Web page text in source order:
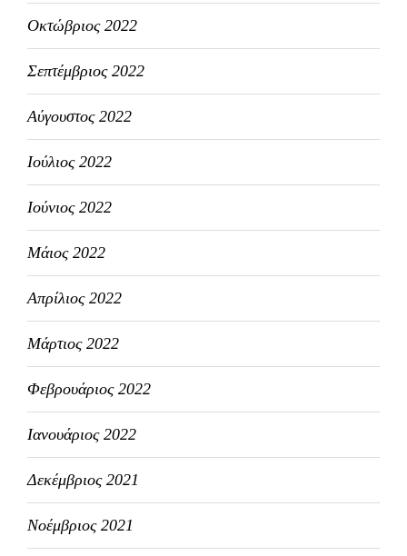
Οκτώβριος 2022
Σεπτέμβριος 2022
Αύγουστος 2022
Ιούλιος 2022
Ιούνιος 2022
Μάιος 2022
Απρίλιος 2022
Μάρτιος 2022
Φεβρουάριος 2022
Ιανουάριος 2022
Δεκέμβριος 2021
Νοέμβριος 2021